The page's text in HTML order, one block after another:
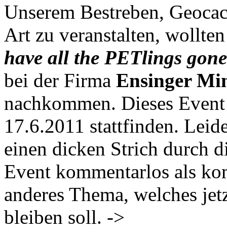
Unserem Bestreben,
Art zu veranstalten,
have all the PETlings
bei der Firma Ensinger
nachkommen. Dieses
17.6.2011 stattfinden.
einen dicken Strich durch
Event kommentarlos als
anderes Thema, welches
bleiben soll. ->